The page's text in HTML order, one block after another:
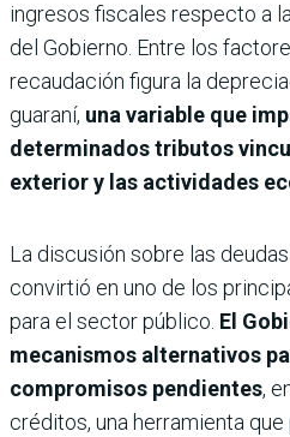
ingresos fiscales respecto a
del Gobierno. Entre los
recaudación figura la
guaraní, una variable que
determinados tributos
exterior y las actividades
La discusión sobre las
convirtió en uno de los
para el sector público. El
mecanismos alternativos
compromisos pendientes,
créditos, una herramienta